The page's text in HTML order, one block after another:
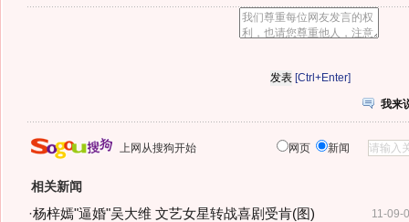
[Ctrl+Enter]
我来
上网从搜狗开始 网页 新闻
相关新闻
11-09-
·杨梓嫣"逼婚"吴大维 文艺女星转战喜剧受肯(图)